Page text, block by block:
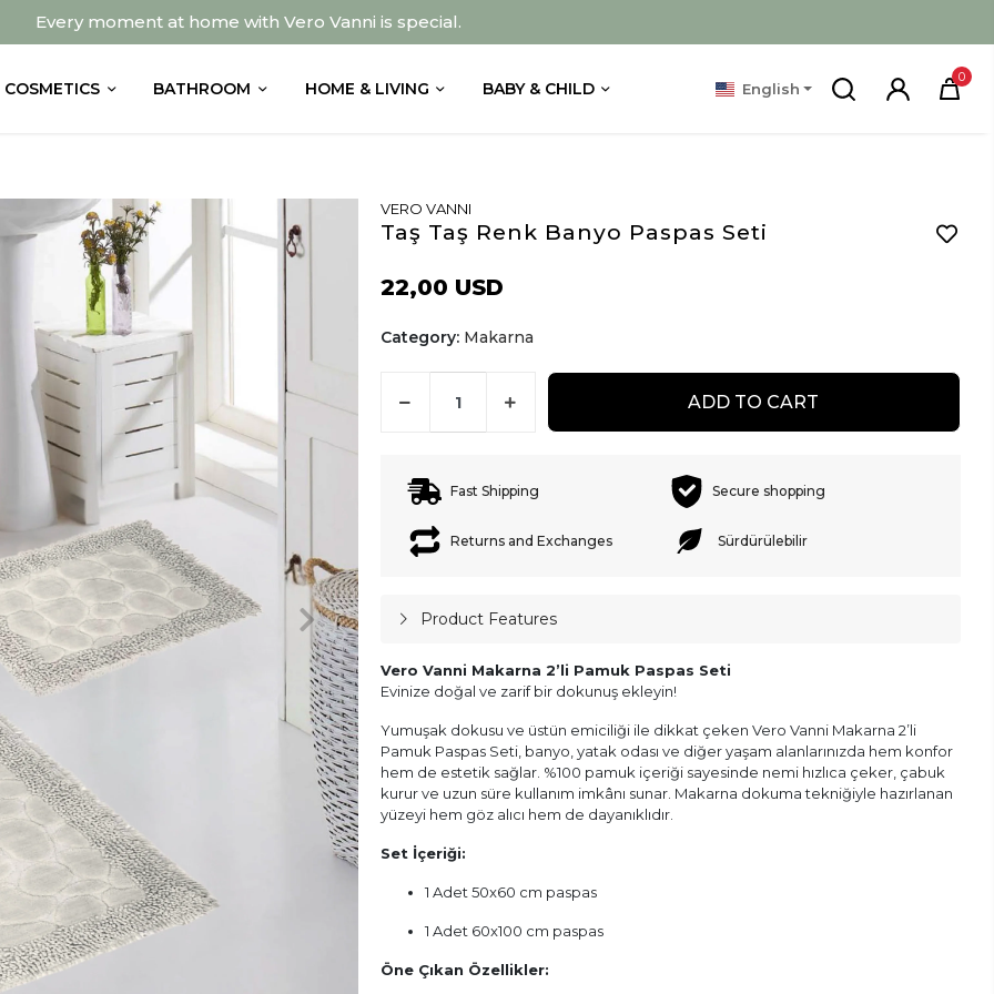
Every moment at home with Vero Vanni is special.
COSMETICS BATHROOM HOME & LIVING BABY & CHILD English
0
VERO VANNI
Taş Taş Renk Banyo Paspas Seti
22,00 USD
Category: Makarna
ADD TO CART
Fast Shipping Secure shopping
Returns and Exchanges Sürdürülebilir
Product Features
Vero Vanni Makarna 2’li Pamuk Paspas Seti
Evinize doğal ve zarif bir dokunuş ekleyin!
Yumuşak dokusu ve üstün emiciliği ile dikkat çeken Vero Vanni Makarna 2’li
Pamuk Paspas Seti, banyo, yatak odası ve diğer yaşam alanlarınızda hem konfor
hem de estetik sağlar. %100 pamuk içeriği sayesinde nemi hızlıca çeker, çabuk
kurur ve uzun süre kullanım imkânı sunar. Makarna dokuma tekniğiyle hazırlanan
yüzeyi hem göz alıcı hem de dayanıklıdır.
Set İçeriği:
1 Adet 50x60 cm paspas
1 Adet 60x100 cm paspas
Öne Çıkan Özellikler: